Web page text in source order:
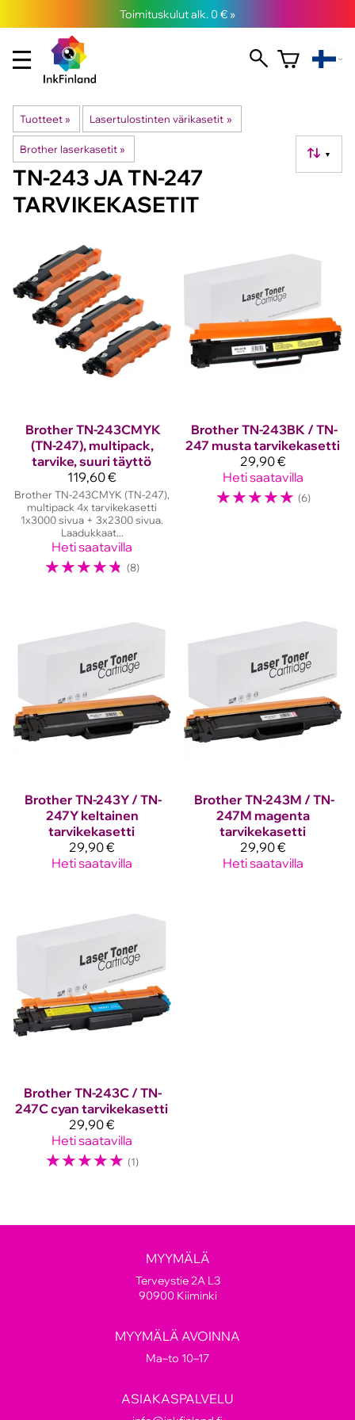
Toimituskulut alk. 0 € »
Tuotteet ‪» Lasertulostinten värikasetit ‪»
Brother laserkasetit ‪» ▼
TN-243 JA TN-247
TARVIKEKASETIT
Brother TN-243CMYK
(TN-247), multipack,
tarvike, suuri täyttö
119,60 €
Brother TN-243CMYK (TN-247),
multipack 4x tarvikekasetti
1x3000 sivua + 3x2300 sivua.
Laadukkaat...
Heti saatavilla
☆☆☆☆☆ (8)
Brother TN-243BK / TN-
247 musta tarvikekasetti
29,90 €
Heti saatavilla
☆☆☆☆☆ (6)
Brother TN-243Y / TN-
247Y keltainen
tarvikekasetti
29,90 €
Heti saatavilla
Brother TN-243M / TN-
247M magenta
tarvikekasetti
29,90 €
Heti saatavilla
Brother TN-243C / TN-
247C cyan tarvikekasetti
29,90 €
Heti saatavilla
☆☆☆☆☆ (1)
MYYMÄLÄ
Terveystie 2A L3
90900 Kiiminki
MYYMÄLÄ AVOINNA
Ma–to 10–17
ASIAKASPALVELU